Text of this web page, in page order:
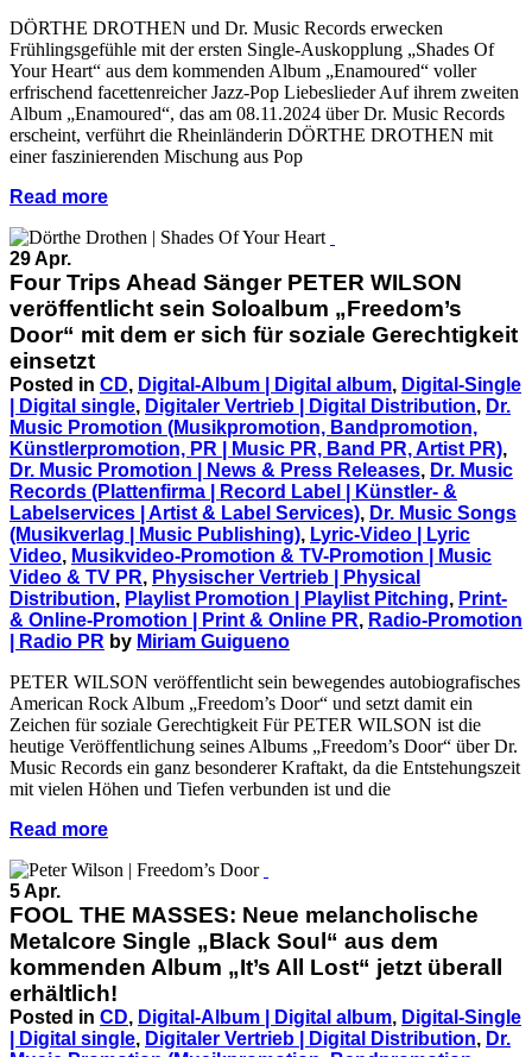
DÖRTHE DROTHEN und Dr. Music Records erwecken
Frühlingsgefühle mit der ersten Single-Auskopplung „Shades Of
Your Heart“ aus dem kommenden Album „Enamoured“ voller
erfrischend facettenreicher Jazz-Pop Liebeslieder Auf ihrem zweiten
Album „Enamoured“, das am 08.11.2024 über Dr. Music Records
erscheint, verführt die Rheinländerin DÖRTHE DROTHEN mit
einer faszinierenden Mischung aus Pop
Read more
29 Apr.
Four Trips Ahead Sänger PETER WILSON
veröffentlicht sein Soloalbum „Freedom’s
Door“ mit dem er sich für soziale Gerechtigkeit
einsetzt
Posted in CD, Digital-Album | Digital album, Digital-Single
| Digital single, Digitaler Vertrieb | Digital Distribution, Dr.
Music Promotion (Musikpromotion, Bandpromotion,
Künstlerpromotion, PR | Music PR, Band PR, Artist PR),
Dr. Music Promotion | News & Press Releases, Dr. Music
Records (Plattenfirma | Record Label | Künstler- &
Labelservices | Artist & Label Services), Dr. Music Songs
(Musikverlag | Music Publishing), Lyric-Video | Lyric
Video, Musikvideo-Promotion & TV-Promotion | Music
Video & TV PR, Physischer Vertrieb | Physical
Distribution, Playlist Promotion | Playlist Pitching, Print-
& Online-Promotion | Print & Online PR, Radio-Promotion
| Radio PR by Miriam Guigueno
PETER WILSON veröffentlicht sein bewegendes autobiografisches
American Rock Album „Freedom’s Door“ und setzt damit ein
Zeichen für soziale Gerechtigkeit Für PETER WILSON ist die
heutige Veröffentlichung seines Albums „Freedom’s Door“ über Dr.
Music Records ein ganz besonderer Kraftakt, da die Entstehungszeit
mit vielen Höhen und Tiefen verbunden ist und die
Read more
5 Apr.
FOOL THE MASSES: Neue melancholische
Metalcore Single „Black Soul“ aus dem
kommenden Album „It’s All Lost“ jetzt überall
erhältlich!
Posted in CD, Digital-Album | Digital album, Digital-Single
| Digital single, Digitaler Vertrieb | Digital Distribution, Dr.